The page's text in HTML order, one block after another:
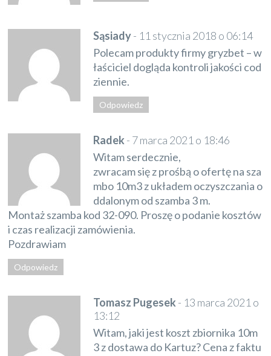
Sąsiady- 11 stycznia 2018 o 06:14
Polecam produkty firmy gryzbet – w
łaściciel dogląda kontroli jakości cod
ziennie.
Odpowiedz
Radek- 7 marca 2021 o 18:46
Witam serdecznie,
zwracam się z prośbą o ofertę na sza
mbo 10m3 z układem oczyszczania o
ddalonym od szamba 3 m.
Montaż szamba kod 32-090. Proszę o podanie kosztów
i czas realizacji zamówienia.
Pozdrawiam
Odpowiedz
Tomasz Pugesek- 13 marca 2021 o
13:12
Witam, jaki jest koszt zbiornika 10m
3 z dostawa do Kartuz? Cena z faktu